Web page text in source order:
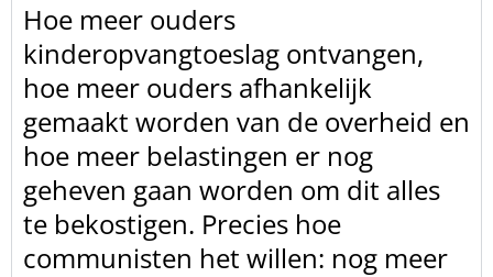
Hoe meer ouders
kinderopvangtoeslag ontvangen,
hoe meer ouders afhankelijk
gemaakt worden van de overheid en
hoe meer belastingen er nog
geheven gaan worden om dit alles
te bekostigen. Precies hoe
communisten het willen: nog meer